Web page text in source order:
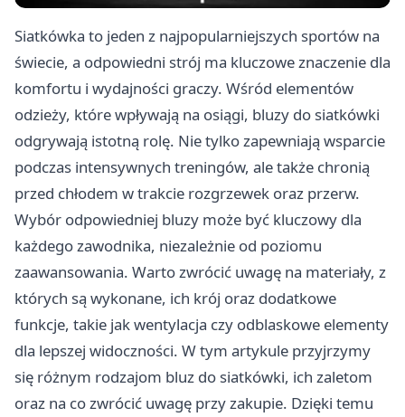
Siatkówka to jeden z najpopularniejszych sportów na
świecie, a odpowiedni strój ma kluczowe znaczenie dla
komfortu i wydajności graczy. Wśród elementów
odzieży, które wpływają na osiągi, bluzy do siatkówki
odgrywają istotną rolę. Nie tylko zapewniają wsparcie
podczas intensywnych treningów, ale także chronią
przed chłodem w trakcie rozgrzewek oraz przerw.
Wybór odpowiedniej bluzy może być kluczowy dla
każdego zawodnika, niezależnie od poziomu
zaawansowania. Warto zwrócić uwagę na materiały, z
których są wykonane, ich krój oraz dodatkowe
funkcje, takie jak wentylacja czy odblaskowe elementy
dla lepszej widoczności. W tym artykule przyjrzymy
się różnym rodzajom bluz do siatkówki, ich zaletom
oraz na co zwrócić uwagę przy zakupie. Dzięki temu